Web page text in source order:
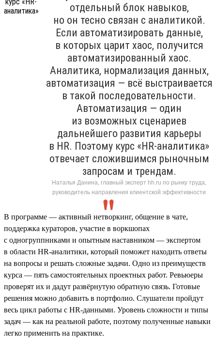
отдельный блок навыков,
но он тесно связан с аналитикой.
Если автоматизировать данные,
в которых царит хаос, получится
автоматизированный хаос.
Аналитика, нормализация данных,
автоматизация — всё выстраивается
в такой последовательности.
Автоматизация — один
из возможных сценариев
дальнейшего развития карьеры
в HR. Поэтому курс «HR-аналитика»
отвечает сложившимся рыночным
запросам и трендам.
Наталья Данина, главный эксперт hh.ru по рынку труда,
руководитель направления клиентской эффективности
В программе — активный нетворкинг, общение в чате,
поддержка кураторов, участие в воркшопах
с одногруппниками и опытным наставником — экспертом
в области HR-аналитики, который поможет находить ответы
на вопросы и решать сложные задачи. Одно из преимуществ
курса — пять самостоятельных проектных работ. Ревьюеры
проверят их и дадут развёрнутую обратную связь. Готовые
решения можно добавить в портфолио. Слушатели пройдут
весь цикл работы с HR-данными. Уровень сложности и типы
задач — как на реальной работе, поэтому полученные навыки
легко применить на практике.